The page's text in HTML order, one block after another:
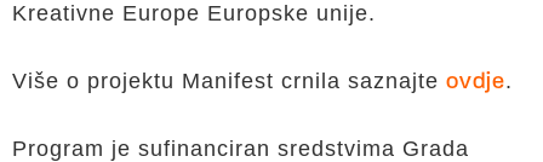
Kreativne Europe Europske unije.
Više o projektu Manifest crnila saznajte ovdje.
Program je sufinanciran sredstvima Grada